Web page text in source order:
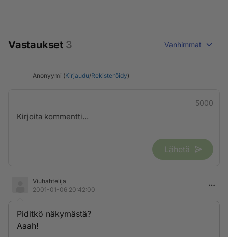
Vastaukset 3 Vanhimmat
Anonyymi (Kirjaudu/Rekisteröidy)
5000
Lähetä
Viuhahtelija
2001-01-06 20:42:00
Piditkö näkymästä?
Aaah!